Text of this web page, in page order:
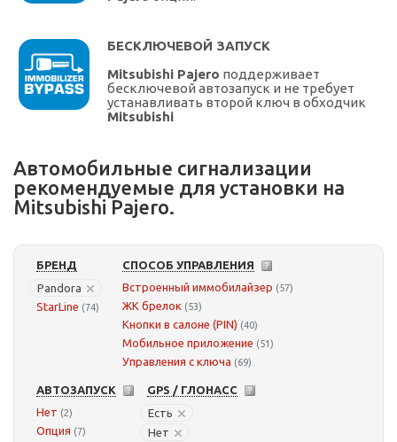
БЕСКЛЮЧЕВОЙ ЗАПУСК
Mitsubishi Pajero поддерживает
бесключевой автозапуск и не требует
устанавливать второй ключ в обходчик
Mitsubishi
Автомобильные сигнализации
рекомендуемые для установки на
Mitsubishi Pajero.
БРЕНД
Pandora
StarLine (74)
СПОСОБ УПРАВЛЕНИЯ
Встроенный иммобилайзер (57)
ЖК брелок (53)
Кнопки в салоне (PIN) (40)
Мобильное приложение (51)
Управления с ключа (69)
АВТОЗАПУСК
Нет (2)
Опция (7)
GPS / ГЛОНАСС
Есть
Нет